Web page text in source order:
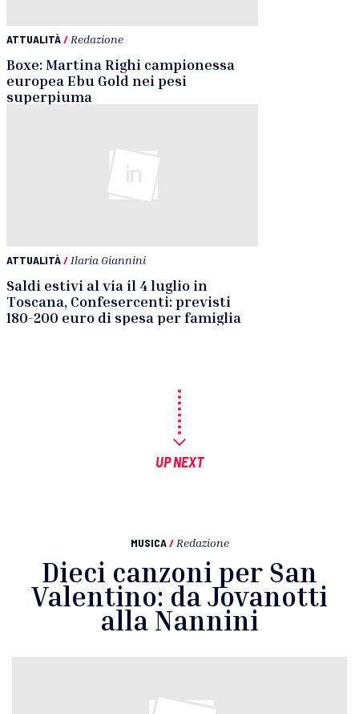
ATTUALITÀ/ Redazione
Boxe: Martina Righi campionessa
europea Ebu Gold nei pesi
superpiuma
ATTUALITÀ/ Ilaria Giannini
Saldi estivi al via il 4 luglio in
Toscana, Confesercenti: previsti
180-200 euro di spesa per famiglia
UP NEXT
MUSICA / Redazione
Dieci canzoni per San
Valentino: da Jovanotti
alla Nannini